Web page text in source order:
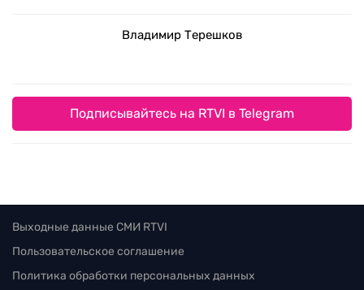
Владимир Терешков
Подписывайтесь на RTVI в Telegram
Выходные данные СМИ RTVI
Пользовательское соглашение
Политика обработки персональных данных